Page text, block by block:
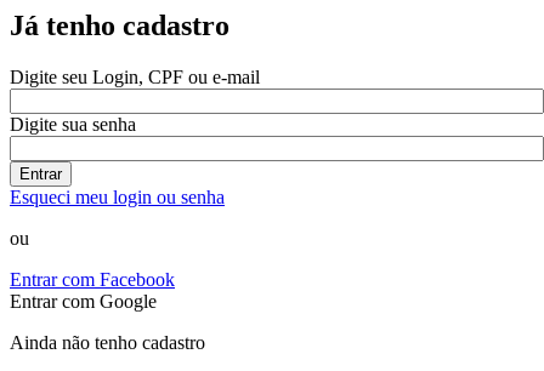
Já tenho cadastro
Digite seu Login, CPF ou e-mail
Digite sua senha
Entrar
Esqueci meu login ou senha
ou
Entrar com Facebook
Entrar com Google
Ainda não tenho cadastro